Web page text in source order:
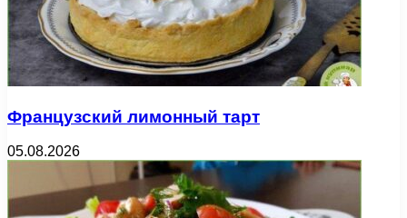
Французский лимонный тарт
05.08.2026